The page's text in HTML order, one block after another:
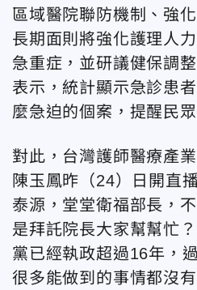
區域醫院聯防機制、強
長期面則將強化護理人
急重症，並研議健保調
表示，統計顯示急診患
麼急迫的個案，提醒民
對此，台灣護師醫療產
陳玉鳳昨（24）日開直
泰源，堂堂衛福部長，
是拜託院長大家幫幫忙
黨已經執政超過16年，
很多能做到的事情都沒